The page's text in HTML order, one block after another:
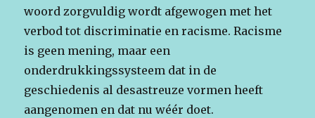
woord zorgvuldig wordt afgewogen met het
verbod tot discriminatie en racisme. Racisme
is geen mening, maar een
onderdrukkingssysteem dat in de
geschiedenis al desastreuze vormen heeft
aangenomen en dat nu wéér doet.